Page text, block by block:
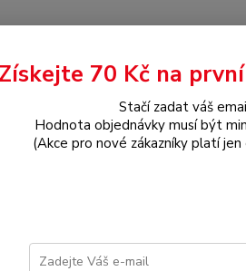
Hledat
Bodyčko bez rukávů
Získejte 70 Kč na
Stačí zadat váš
Hodnota objednávky musí být
(Akce pro nové zákazníky platí